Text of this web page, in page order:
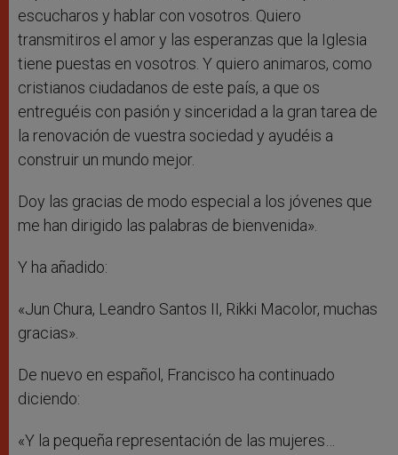
escucharos y hablar con vosotros. Quiero
transmitiros el amor y las esperanzas que la Iglesia
tiene puestas en vosotros. Y quiero animaros, como
cristianos ciudadanos de este país, a que os
entreguéis con pasión y sinceridad a la gran tarea de
la renovación de vuestra sociedad y ayudéis a
construir un mundo mejor.
Doy las gracias de modo especial a los jóvenes que
me han dirigido las palabras de bienvenida».
Y ha añadido:
«Jun Chura, Leandro Santos II, Rikki Macolor, muchas
gracias».
De nuevo en español, Francisco ha continuado
diciendo:
«Y la pequeña representación de las mujeres…